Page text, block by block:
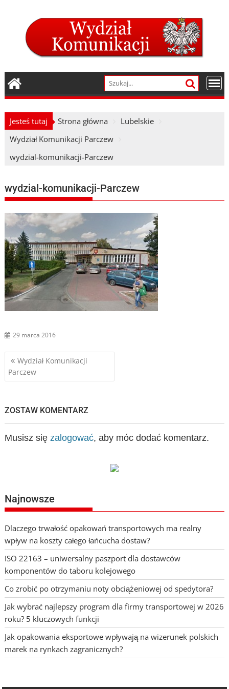
Jesteś tutaj Strona główna
Lubelskie
Wydział Komunikacji Parczew
wydzial-komunikacji-Parczew
wydzial-komunikacji-Parczew
29 marca 2016
Nawigacja
wpisu
Wydział Komunikacji
Parczew
ZOSTAW KOMENTARZ
Musisz się zalogować, aby móc dodać komentarz.
Najnowsze
Dlaczego trwałość opakowań transportowych ma realny
wpływ na koszty całego łańcucha dostaw?
ISO 22163 – uniwersalny paszport dla dostawców
komponentów do taboru kolejowego
Co zrobić po otrzymaniu noty obciążeniowej od spedytora?
Jak wybrać najlepszy program dla firmy transportowej w 2026
roku? 5 kluczowych funkcji
Jak opakowania eksportowe wpływają na wizerunek polskich
marek na rynkach zagranicznych?